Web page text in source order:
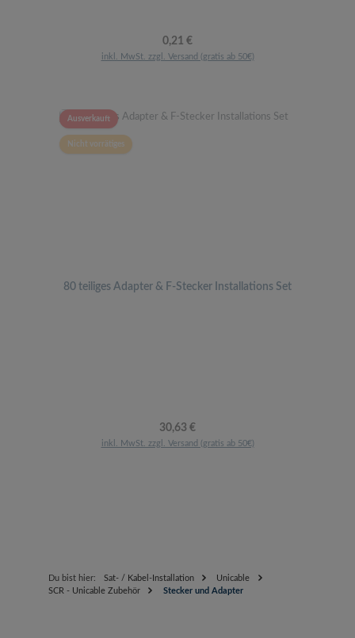
Regulärer Preis:
0,21 €
inkl. MwSt. zzgl. Versand (gratis ab 50€)
Ausverkauft
Nicht vorrätiges
80 teiliges Adapter & F-Stecker Installations Set
Regulärer Preis:
30,63 €
inkl. MwSt. zzgl. Versand (gratis ab 50€)
Du bist hier: Sat- / Kabel-Installation
Unicable
SCR - Unicable Zubehör
Stecker und Adapter